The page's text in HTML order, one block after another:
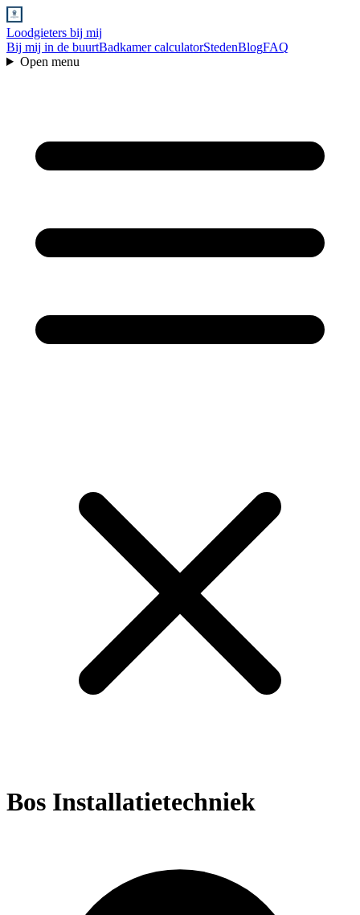
Loodgieters bij mij
Bij mij in de buurtBadkamer calculatorStedenBlogFAQ
Open menu
Bos Installatietechniek